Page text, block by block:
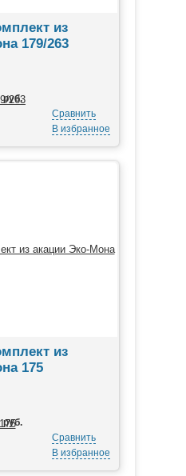
из
179/263
руб.
Сравнить
В избранное
из
175
руб.
Сравнить
В избранное